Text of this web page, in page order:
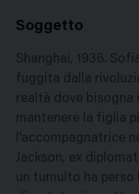
Soggetto
Shanghai, 1936.
fuggita dalla
realtà dove bisogna
mantenere la figlia
l'accompagnatrice
Jackson, ex
un tumulto ha